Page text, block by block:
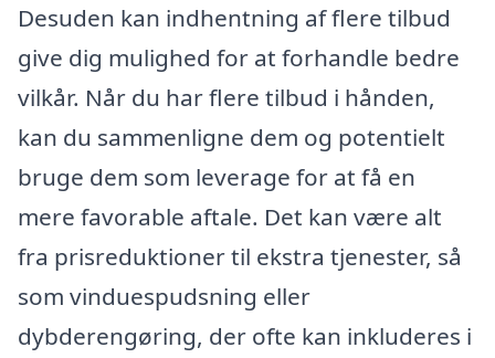
Desuden kan indhentning af flere tilbud
give dig mulighed for at forhandle bedre
vilkår. Når du har flere tilbud i hånden,
kan du sammenligne dem og potentielt
bruge dem som leverage for at få en
mere favorable aftale. Det kan være alt
fra prisreduktioner til ekstra tjenester, så
som vinduespudsning eller
dybderengøring, der ofte kan inkluderes i